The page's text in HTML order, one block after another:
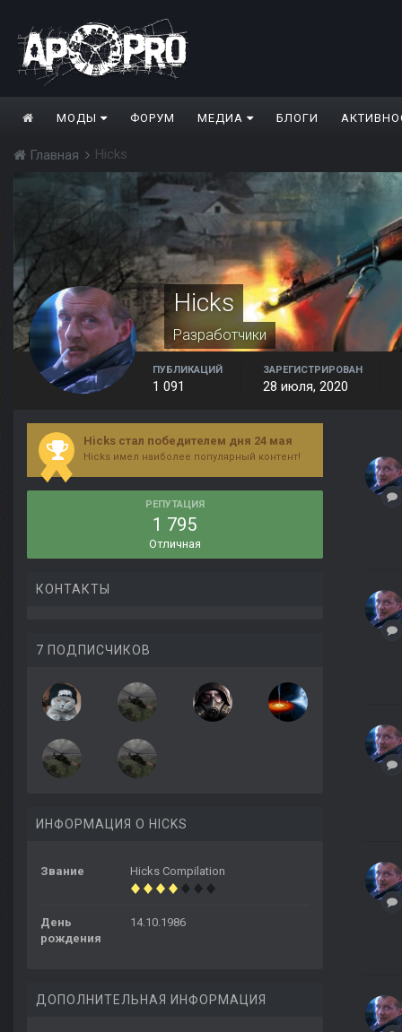
МОДЫ ФОРУМ МЕДИА БЛОГИ
Главная Hicks
Hicks
Разработчики
ПУБЛИКАЦИЙ
1 091
ЗАРЕГИСТРИРОВАН
28 июля, 2020
Hicks стал победителем дня 24 мая
Hicks имел наиболее популярный контент!
РЕПУТАЦИЯ
1 795
Отличная
КОНТАКТЫ
7 ПОДПИСЧИКОВ
ИНФОРМАЦИЯ О HICKS
Звание Hicks Compilation
День
рождения
14.10.1986
ДОПОЛНИТЕЛЬНАЯ ИНФОРМАЦИЯ